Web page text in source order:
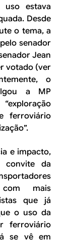
estava
Desde
o tema, a
senador
Jean
votado (ver
o
a MP
ferroviário
e impacto,
da
com mais
que já
o uso da
ferroviário
se vê em